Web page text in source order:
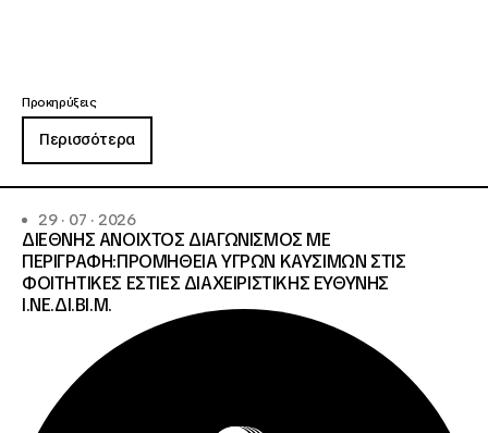
Προκηρύξεις
Περισσότερα
29 · 07 · 2026
ΔΙΕΘΝΗΣ ΑΝΟΙΧΤΟΣ ΔΙΑΓΩΝΙΣΜΟΣ ΜΕ
ΠΕΡΙΓΡΑΦΗ:ΠΡΟΜΗΘΕΙΑ ΥΓΡΩΝ ΚΑΥΣΙΜΩΝ ΣΤΙΣ
ΦΟΙΤΗΤΙΚΕΣ ΕΣΤΙΕΣ ΔΙΑΧΕΙΡΙΣΤΙΚΗΣ ΕΥΘΥΝΗΣ
Ι.ΝΕ.ΔΙ.ΒΙ.Μ.